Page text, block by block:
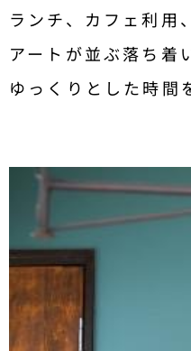
ランチ、カフェ利用
アートが並ぶ落ち着
ゆっくりとした時間